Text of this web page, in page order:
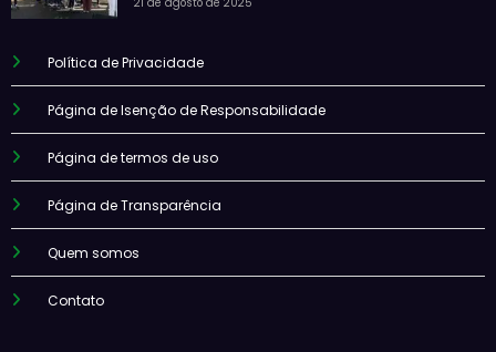
Política de Privacidade
Página de Isenção de Responsabilidade
Página de termos de uso
Página de Transparência
Quem somos
Contato